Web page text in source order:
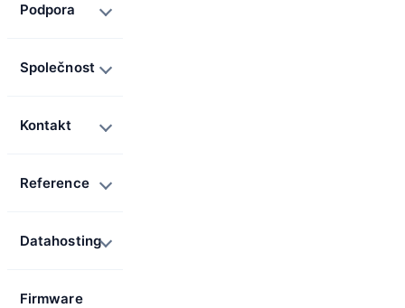
Podpora
Společnost
Kontakt
Reference
Datahosting
Firmware